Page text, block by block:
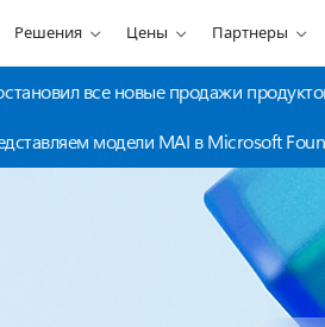
Решения Цены Партнеры
все новые продажи
модели MAI в Microsoft